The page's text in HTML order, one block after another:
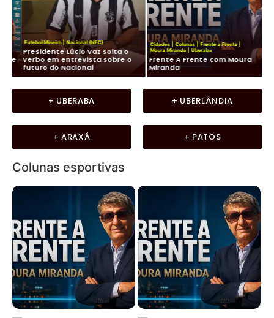
Futebol Mineiro| Nacional (NFC)
Presidente Lúcio Vaz solta o
verbo em entrevista sobre o
futuro do Nacional
Cidades| Colunas| Frente a Frente|
Moura Miranda| Uberaba
Frente A Frente com Moura
Miranda
+ UBERABA + UBERLÂNDIA
+ ARAXÁ + PATOS
Colunas esportivas